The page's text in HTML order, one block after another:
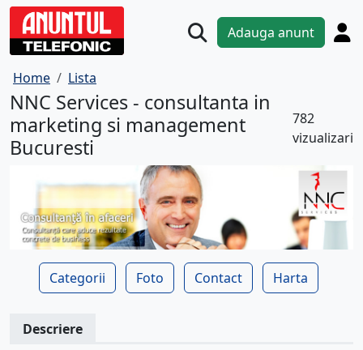
Adauga anunt
Home Lista
NNC Services - consultanta in
marketing si management
Bucuresti
782
vizualizari
Categorii Foto Contact Harta
Descriere